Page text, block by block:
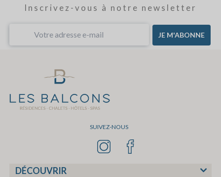
Inscrivez-vous à notre newsletter
JE M'ABONNE
SUIVEZ-NOUS
DÉCOUVRIR